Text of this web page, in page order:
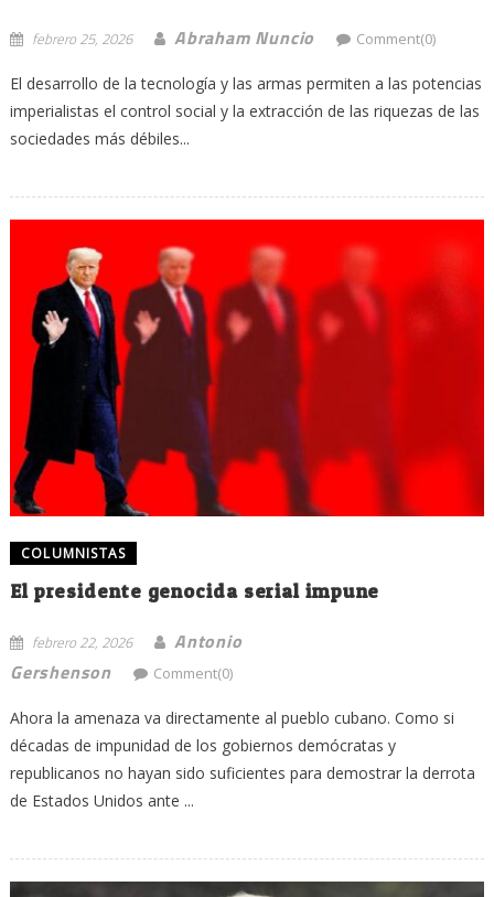
febrero 25, 2026 Abraham Nuncio Comment(0)
El desarrollo de la tecnología y las armas permiten a las potencias
imperialistas el control social y la extracción de las riquezas de las
sociedades más débiles...
COLUMNISTAS
El presidente genocida serial impune
febrero 22, 2026
Antonio
Gershenson
Comment(0)
Ahora la amenaza va directamente al pueblo cubano. Como si
décadas de impunidad de los gobiernos demócratas y
republicanos no hayan sido suficientes para demostrar la derrota
de Estados Unidos ante ...